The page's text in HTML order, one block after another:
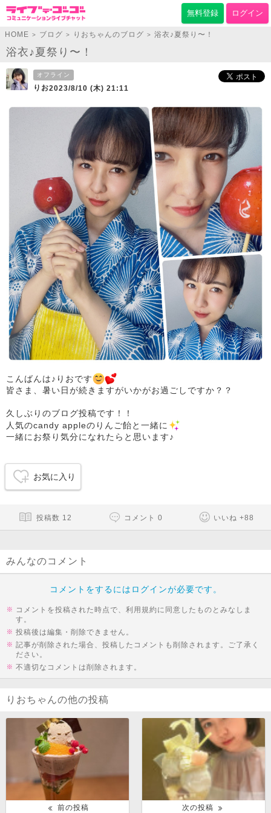
無料登録 ログイン
HOME > ブログ > りおちゃんのブログ > 浴衣♪夏祭り〜！
浴衣♪夏祭り〜！
オフライン
りお2023/8/10 (木) 21:11
こんばんは♪りおです
皆さま、暑い日が続きますがいかがお過ごしですか？？
久しぶりのブログ投稿です！！
人気のcandy appleのりんご飴と一緒に
一緒にお祭り気分になれたらと思います♪
お気に入り
投稿数 12 コメント 0 いいね +88
みんなのコメント
コメントをするにはログインが必要です。
コメントを投稿された時点で、利用規約に同意したものとみなしま
す。
投稿後は編集・削除できません。
記事が削除された場合、投稿したコメントも削除されます。ご了承く
ださい。
不適切なコメントは削除されます。
りおちゃんの他の投稿
前の投稿 次の投稿